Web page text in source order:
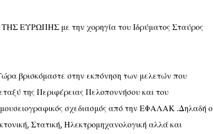
ΤΗΣ ΕΥΡΩΠΗΣ με την χορηγία του Ιδρύματος Σταύρος
στην εκπόνηση των μελετών που
της Περιφέρειας Πελοποννήσου και του
σχεδιασμός από την ΕΦΑΛΑΚ .Δηλαδή ο
Στατική, Ηλεκτρομηχανολογική αλλά και